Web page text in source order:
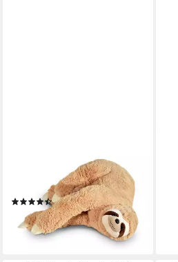
Kuscheltier mit
Klettverschlüssen
(3)
39,95 €
lieferbar - in 3-4 Werktagen bei dir